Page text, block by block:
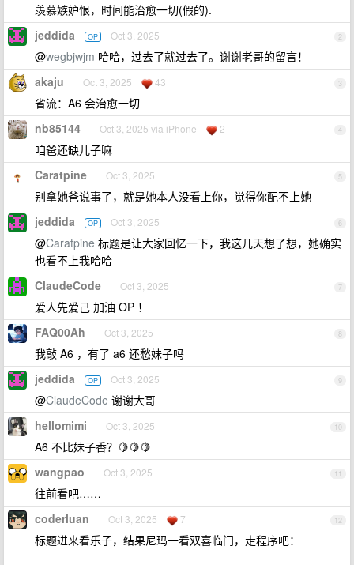
羡慕嫉妒恨，时间能治愈一切(假的).
2
jeddida OP Oct 3, 2025
@wegbjwjm 哈哈，过去了就过去了。谢谢老哥的留言！
3
akaju Oct 3, 2025 43
省流：A6 会治愈一切
4
nb85144 Oct 3, 2025 via iPhone 2
咱爸还缺儿子嘛
5
Caratpine Oct 3, 2025
别拿她爸说事了，就是她本人没看上你，觉得你配不上她
6
jeddida OP Oct 3, 2025
@Caratpine 标题是让大家回忆一下，我这几天想了想，她确实
也看不上我哈哈
7
ClaudeCode Oct 3, 2025
爱人先爱己 加油 OP ！
8
FAQ00Ah Oct 3, 2025
我敲 A6 ，有了 a6 还愁妹子吗
9
jeddida OP Oct 3, 2025
@ClaudeCode 谢谢大哥
10
hellomimi Oct 3, 2025
A6 不比妹子香？🍋🍋🍋
11
wangpao Oct 3, 2025
往前看吧……
12
coderluan Oct 3, 2025 7
标题进来看乐子，结果尼玛一看双喜临门，走程序吧：